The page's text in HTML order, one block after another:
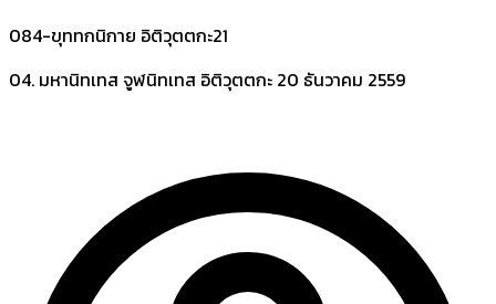
084-ขุททกนิกาย อิติวุตตกะ21
04. มหานิทเทส จูฬนิทเทส อิติวุตตกะ 20 ธันวาคม 2559